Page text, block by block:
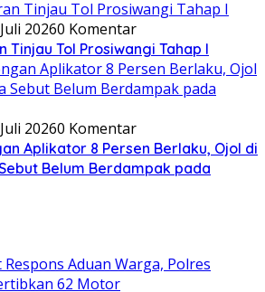
20260 Komentar
Tinjau Tol Prosiwangi Tahap I
20260 Komentar
Aplikator 8 Persen Berlaku, Ojol di
Belum Berdampak pada